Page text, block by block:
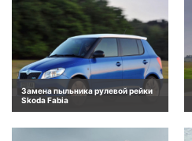
Замена пыльника рулевой рейки
Skoda Fabia